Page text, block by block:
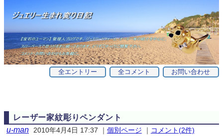
お問い合わせ
全コメント
全エントリー
レーザー家紋彫りペンダント
u-man 2010年4月4日 17:37 ｜ 個別ページ ｜ コメント(2件)